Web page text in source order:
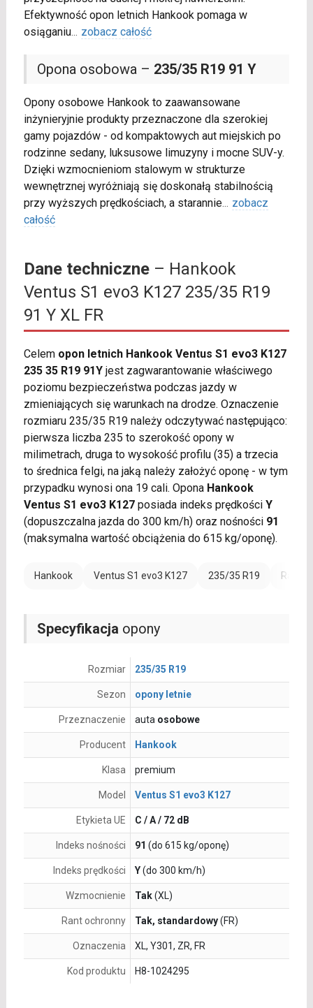
Efektywność opon letnich Hankook pomaga w
osiąganiu... zobacz całość
Opona osobowa – 235/35 R19 91 Y
Opony osobowe Hankook to zaawansowane
inżynieryjnie produkty przeznaczone dla szerokiej
gamy pojazdów - od kompaktowych aut miejskich po
rodzinne sedany, luksusowe limuzyny i mocne SUV-y.
Dzięki wzmocnieniom stalowym w strukturze
wewnętrznej wyróżniają się doskonałą stabilnością
przy wyższych prędkościach, a starannie... zobacz
całość
Dane techniczne– Hankook
Ventus S1 evo3 K127 235/35 R19
91 Y XL FR
Celem opon letnich Hankook Ventus S1 evo3 K127
235 35 R19 91Yjest zagwarantowanie właściwego
poziomu bezpieczeństwa podczas jazdy w
zmieniających się warunkach na drodze. Oznaczenie
rozmiaru 235/35 R19 należy odczytywać następująco:
pierwsza liczba 235 to szerokość opony w
milimetrach, druga to wysokość profilu (35) a trzecia
to średnica felgi, na jaką należy założyć oponę - w tym
przypadku wynosi ona 19 cali. Opona Hankook
Ventus S1 evo3 K127posiada indeks prędkości Y
(dopuszczalna jazda do 300 km/h) oraz nośności 91
(maksymalna wartość obciążenia do 615 kg/oponę).
Hankook Ventus S1 evo3 K127 235/35 R19 Rant
Specyfikacja opony
Rozmiar 235/35 R19
Sezon opony letnie
Przeznaczenie auta osobowe
Producent Hankook
Klasa premium
Model Ventus S1 evo3 K127
Etykieta UE C / A / 72 dB
Indeks nośności 91 (do 615 kg/oponę)
Indeks prędkości Y(do 300 km/h)
Wzmocnienie Tak(XL)
Rant ochronny Tak, standardowy(FR)
Oznaczenia XL, Y301, ZR, FR
Kod produktu H8-1024295